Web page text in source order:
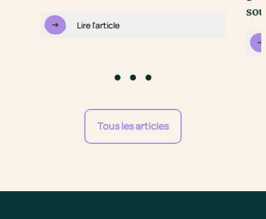
Lire l'article
Tous les articles